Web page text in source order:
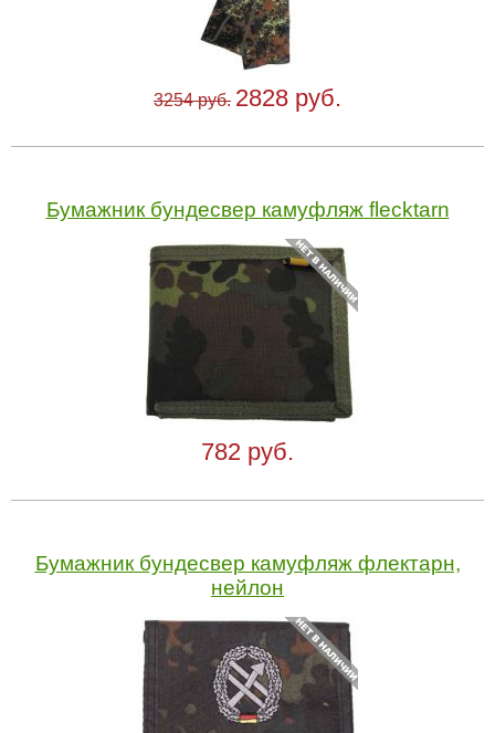
3254 руб. 2828 руб.
Бумажник бундесвер камуфляж flecktarn
782 руб.
Бумажник бундесвер камуфляж флектарн,
нейлон